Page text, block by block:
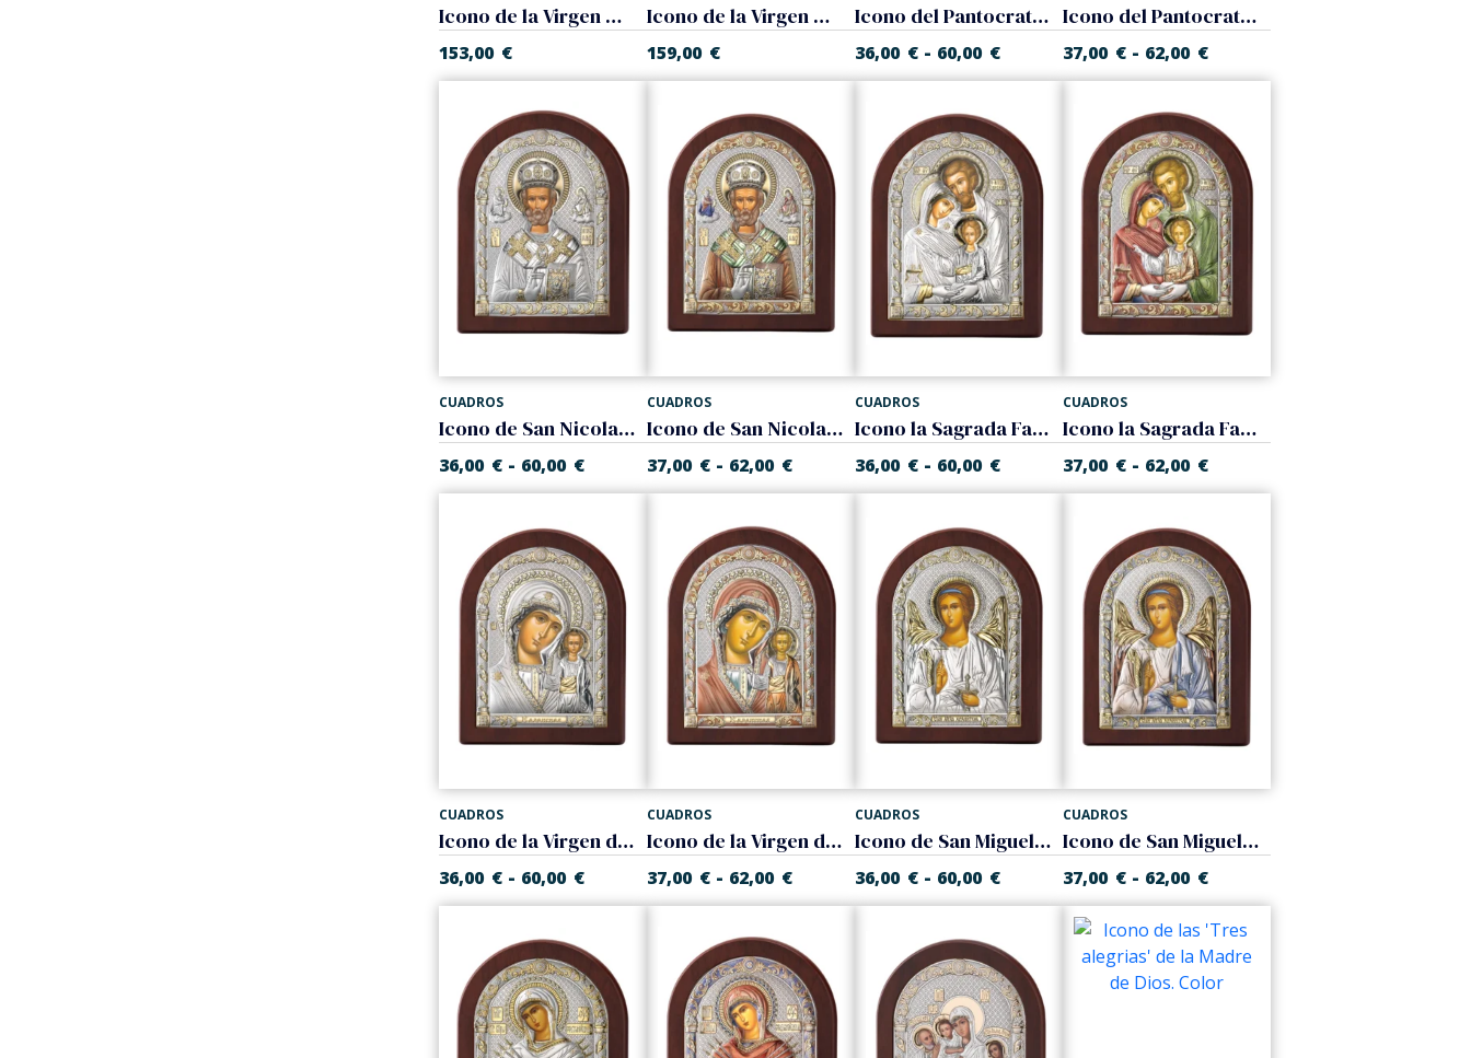
Icono de la Virgen María de Belén. Bicolor
153,00 €
Icono de la Virgen María de Belén. Color
159,00 €
Icono del Pantocrator. Bicolor
36,00 €- 60,00 €
Icono del Pantocrator. Color
37,00 €- 62,00 €
CUADROS
Icono de San Nicolas. Bicolor
36,00 €- 60,00 €
CUADROS
Icono de San Nicolas. Color
37,00 €- 62,00 €
CUADROS
Icono la Sagrada Familia. Bicolor
36,00 €- 60,00 €
CUADROS
Icono la Sagrada Familia. Color
37,00 €- 62,00 €
CUADROS
Icono de la Virgen de Kazan. Bicolor
36,00 €- 60,00 €
CUADROS
Icono de la Virgen de Kazan. Color
37,00 €- 62,00 €
CUADROS
Icono de San Miguel. Bicolor
36,00 €- 60,00 €
CUADROS
Icono de San Miguel. Color
37,00 €- 62,00 €